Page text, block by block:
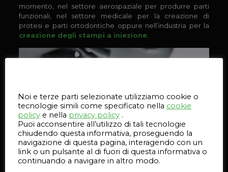
momento, nel settore aerospaziale per produrre parti
funzionali, nel settore medicale per la creazione di
protesi e parti ortodontiche oppure nell’industria per la
creazione degli stampi a iniezione.
Il processoDirect Metalconsente di sviluppare parti
metalliche dalla massima densità e chimicamente pure
Noi e terze parti selezionate utilizziamo cookie o
tecnologie simili come specificato nella cookie
policy e nella privacy policy .
Puoi acconsentire all’utilizzo di tali tecnologie
chiudendo questa informativa, proseguendo la
navigazione di questa pagina, interagendo con un
link o un pulsante al di fuori di questa informativa o
continuando a navigare in altro modo.